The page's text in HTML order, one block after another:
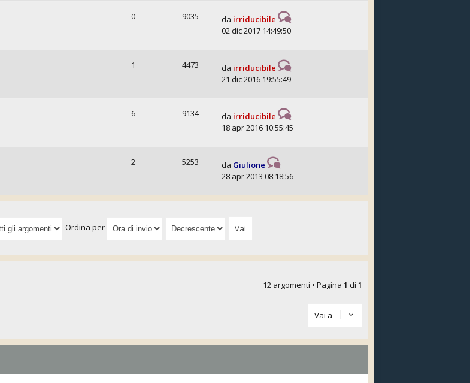
0 9035 da irriducibile
02 dic 2017 14:49:50
1 4473 da irriducibile
21 dic 2016 19:55:49
6 9134 da irriducibile
18 apr 2016 10:55:45
2 5253 da Giulione
28 apr 2013 08:18:56
Ordina per
12 argomenti • Pagina 1 di 1
Vai a